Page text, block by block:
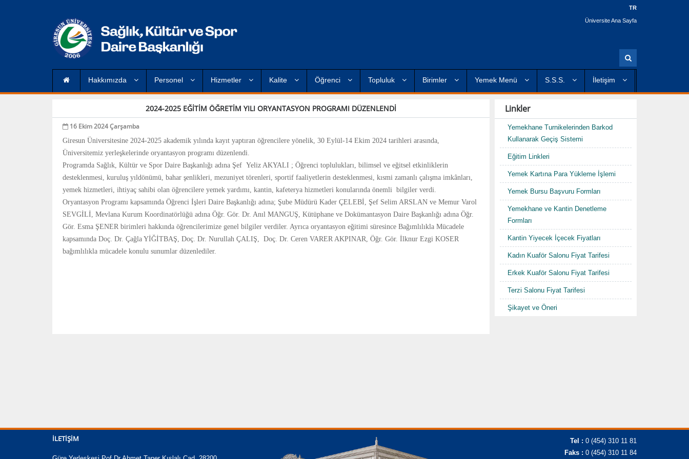
TR
Üniversite Ana Sayfa
r
Hakkımızda Personel Hizmetler Kalite Öğrenci Topluluk Birimler Yemek Menü S.S.S. İletişim
2024-2025 EĞİTİM ÖĞRETİM YILI ORYANTASYON PROGRAMI DÜZENLENDİ
16 Ekim 2024 Çarşamba
Giresun Üniversitesine 2024-2025 akademik yılında kayıt yaptıran öğrencilere yönelik, 30 Eylül-14 Ekim 2024 tarihleri arasında,
Üniversitemiz yerleşkelerinde oryantasyon programı düzenlendi.
Programda Sağlık, Kültür ve Spor Daire Başkanlığı adına Şef Yeliz AKYALI ; Öğrenci toplulukları, bilimsel ve eğitsel etkinliklerin
desteklenmesi, kuruluş yıldönümü, bahar şenlikleri, mezuniyet törenleri, sportif faaliyetlerin desteklenmesi, kısmi zamanlı çalışma imkânları,
yemek hizmetleri, ihtiyaç sahibi olan öğrencilere yemek yardımı, kantin, kafeterya hizmetleri konularında önemli bilgiler verdi.
Oryantasyon Programı kapsamında Öğrenci İşleri Daire Başkanlığı adına; Şube Müdürü Kader ÇELEBİ, Şef Selim ARSLAN ve Memur Varol
SEVGİLİ, Mevlana Kurum Koordinatörlüğü adına Öğr. Gör. Dr. Anıl MANGUŞ, Kütüphane ve Dokümantasyon Daire Başkanlığı adına Öğr.
Gör. Esma ŞENER birimleri hakkında öğrencilerimize genel bilgiler verdiler. Ayrıca oryantasyon eğitimi süresince Bağımlılıkla Mücadele
kapsamında Doç. Dr. Çağla YİĞİTBAŞ, Doç. Dr. Nurullah ÇALIŞ, Doç. Dr. Ceren VARER AKPINAR, Öğr. Gör. İlknur Ezgi KOSER
bağımlılıkla mücadele konulu sunumlar düzenlediler.
Linkler
Yemekhane Turnikelerinden Barkod
Kullanarak Geçiş Sistemi
Eğitim Linkleri
Yemek Kartına Para Yükleme İşlemi
Yemek Bursu Başvuru Formları
Yemekhane ve Kantin Denetleme
Formları
Kantin Yiyecek İçecek Fiyatları
Kadın Kuaför Salonu Fiyat Tarifesi
Erkek Kuaför Salonu Fiyat Tarifesi
Terzi Salonu Fiyat Tarifesi
Şikayet ve Öneri
İLETIŞIM Tel : 0 (454) 310 11 81
Faks : 0 (454) 310 11 84